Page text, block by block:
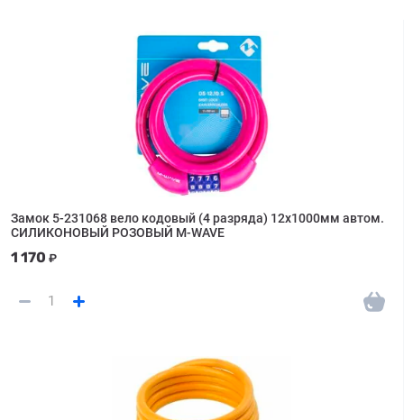
Замок 5-231068 вело кодовый (4 разряда) 12х1000мм автом.
СИЛИКОНОВЫЙ РОЗОВЫЙ M-WAVE
1 170 ₽